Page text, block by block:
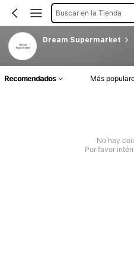
Buscar en la Tienda
Dream Supermarket
Recomendados Más
No hay
Por favor